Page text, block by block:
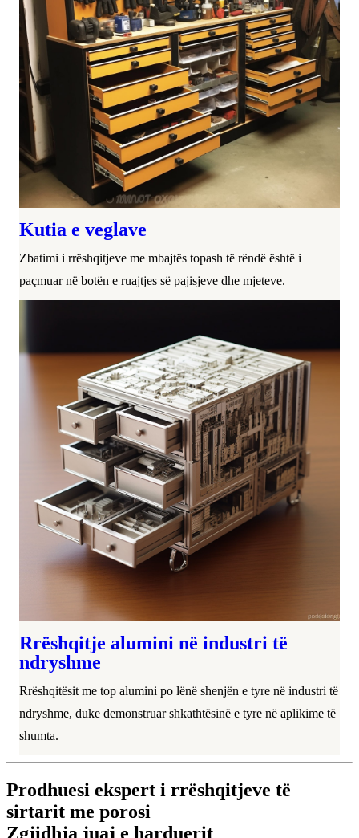
Kutia e veglave
Zbatimi i rrëshqitjeve me mbajtës topash të rëndë është i
paçmuar në botën e ruajtjes së pajisjeve dhe mjeteve.
Rrëshqitje alumini në industri të
ndryshme
Rrëshqitësit me top alumini po lënë shenjën e tyre në industri të
ndryshme, duke demonstruar shkathtësinë e tyre në aplikime të
shumta.
Prodhuesi ekspert i rrëshqitjeve të
sirtarit me porosi
Zgjidhja juaj e harduerit